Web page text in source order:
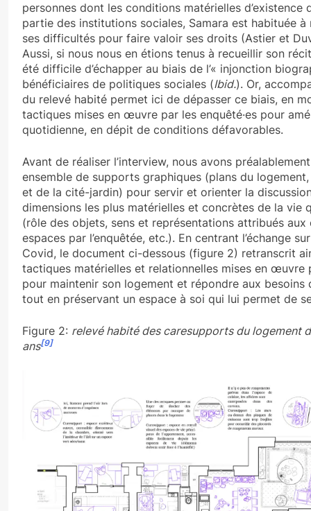
personnes dont les conditions matérielles d’existence
partie des institutions sociales, Samara est habituée
ses difficultés pour faire valoir ses droits (Astier et
Aussi, si nous nous en étions tenus à recueillir son
été difficile d’échapper au biais de l’« injonction
bénéficiaires de politiques sociales (Ibid.). Or,
du relevé habité permet ici de dépasser ce biais, en
tactiques mises en œuvre par les enquêté·es pour
quotidienne, en dépit de conditions défavorables.
Avant de réaliser l’interview, nous avons
ensemble de supports graphiques (plans du logement,
et de la cité-jardin) pour servir et orienter la
dimensions les plus matérielles et concrètes de la vie
(rôle des objets, sens et représentations attribués
espaces par l’enquêtée, etc.). En centrant l’échange
Covid, le document ci-dessous (figure 2) retranscrit
tactiques matérielles et relationnelles mises en œuvre
pour maintenir son logement et répondre aux besoins
tout en préservant un espace à soi qui lui permet de
Figure 2: relevé habité des caresupports du logement
ans[9]